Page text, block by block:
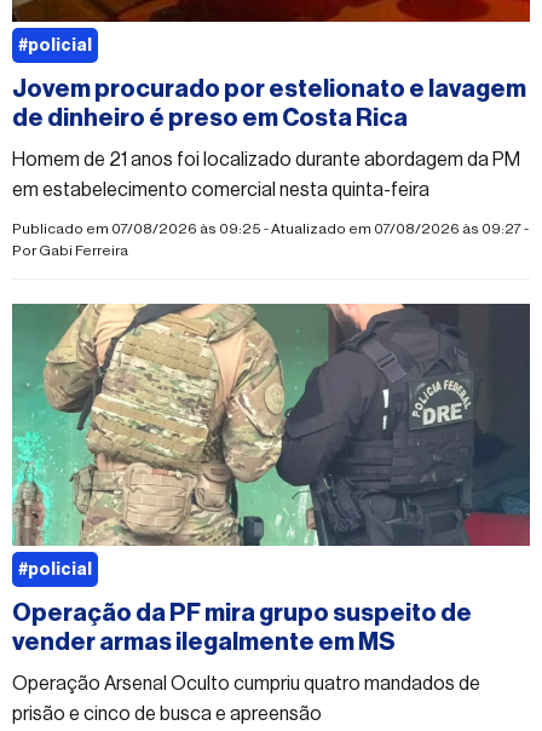
Jovem procurado por estelionato e lavagem
de dinheiro é preso em Costa Rica
Homem de 21 anos foi localizado durante abordagem da PM
em estabelecimento comercial nesta quinta-feira
Publicado em 07/08/2026 às 09:25 - Atualizado em 07/08/2026 às 09:27 -
PorGabi Ferreira
#policial
Operação da PF mira grupo suspeito de
vender armas ilegalmente em MS
Operação Arsenal Oculto cumpriu quatro mandados de
prisão e cinco de busca e apreensão
#policial